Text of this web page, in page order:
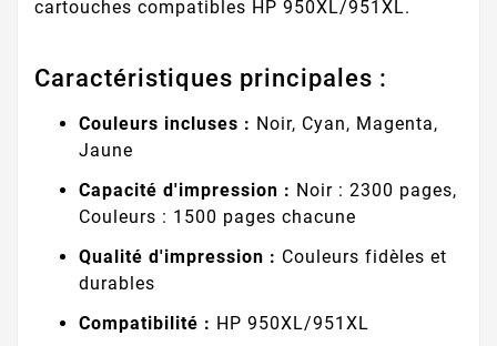
cartouches compatibles HP 950XL/951XL.
Caractéristiques principales :
Couleurs incluses : Noir, Cyan, Magenta,
Jaune
Capacité d'impression : Noir : 2300 pages,
Couleurs : 1500 pages chacune
Qualité d'impression : Couleurs fidèles et
durables
Compatibilité : HP 950XL/951XL